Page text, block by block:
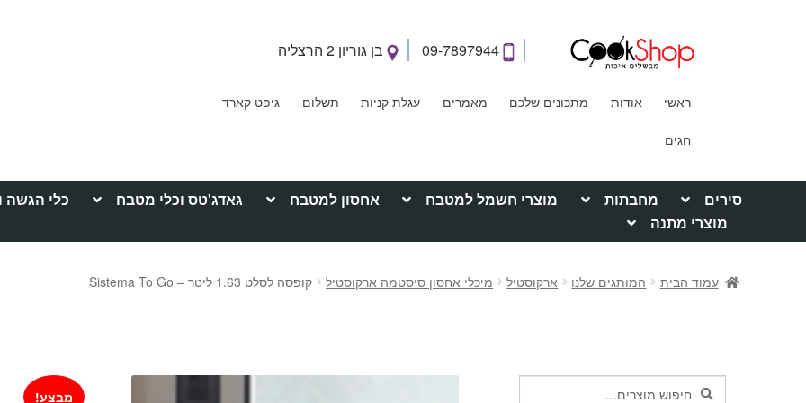
09-7897944 בן גוריון 2 הרצליה
ראשי אודות מתכונים שלכם מאמרים עגלת קניות תשלום גיפט קארד
חגים
סירים מחבתות מוצרי חשמל למטבח אחסון למטבח גאדג'טס וכלי מטבח כלי הגשה
מוצרי מתנה
עמוד הבית המותגים שלנו ארקוסטיל מיכלי אחסון סיסטמה ארקוסטיל קופסה לסלט 1.63 ליטר – Sistema To Go
מבצע!
חיפושחיפוש